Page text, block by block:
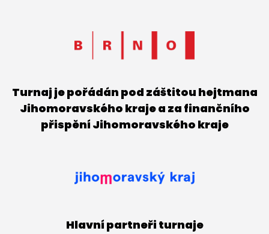
Turnaj je pořádán pod záštitou hejtmana
Jihomoravského kraje a za finančního
přispění Jihomoravského kraje
Hlavní partneři turnaje